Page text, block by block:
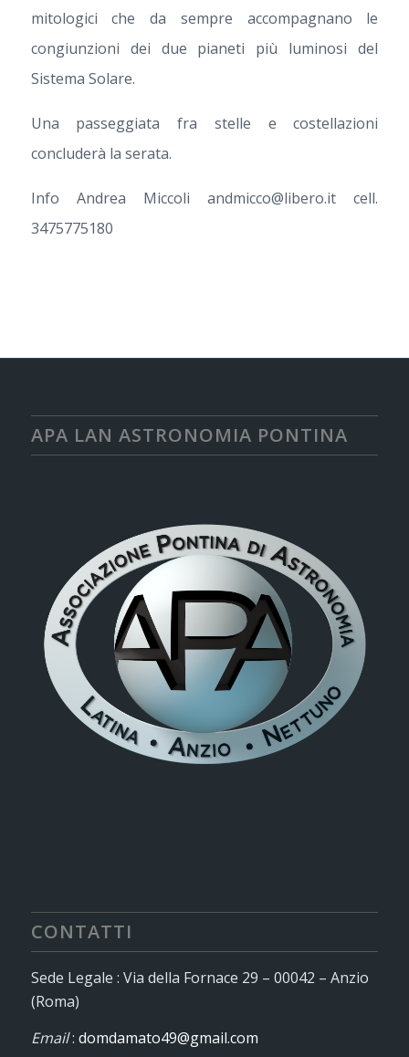
mitologici che da sempre accompagnano le
congiunzioni dei due pianeti più luminosi del
Sistema Solare.
Una passeggiata fra stelle e costellazioni
concluderà la serata.
Info Andrea Miccoli andmicco@libero.it cell.
3475775180
APA LAN ASTRONOMIA PONTINA
CONTATTI
Sede Legale : Via della Fornace 29 – 00042 – Anzio
(Roma)
Email: domdamato49@gmail.com